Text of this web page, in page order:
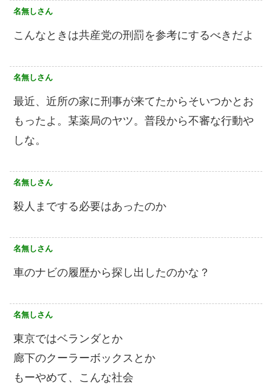
名無しさん
こんなときは共産党の刑罰を参考にするべきだよ
名無しさん
最近、近所の家に刑事が来てたからそいつかとお
もったよ。某薬局のヤツ。普段から不審な行動や
しな。
名無しさん
殺人までする必要はあったのか
名無しさん
車のナビの履歴から探し出したのかな？
名無しさん
東京ではベランダとか
廊下のクーラーボックスとか
もーやめて、こんな社会